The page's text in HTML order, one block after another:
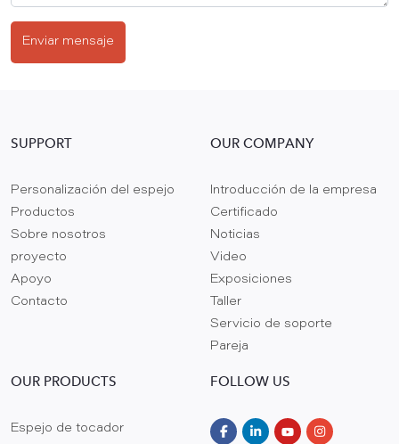
Enviar mensaje
SUPPORT
Personalización del espejo
Productos
Sobre nosotros
proyecto
Apoyo
Contacto
OUR COMPANY
Introducción de la empresa
Certificado
Noticias
Video
Exposiciones
Taller
Servicio de soporte
Pareja
OUR PRODUCTS
Espejo de tocador
FOLLOW US